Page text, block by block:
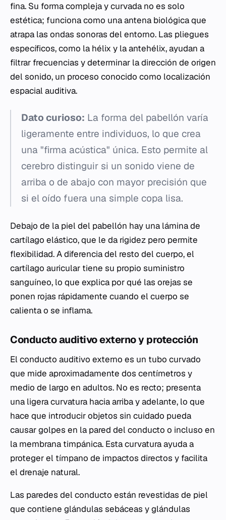
fina. Su forma compleja y curvada no es solo
estética; funciona como una antena biológica que
atrapa las ondas sonoras del entorno. Las pliegues
específicos, como la hélix y la antehélix, ayudan a
filtrar frecuencias y determinar la dirección de origen
del sonido, un proceso conocido como localización
espacial auditiva.
Dato curioso: La forma del pabellón varía
ligeramente entre individuos, lo que crea
una "firma acústica" única. Esto permite al
cerebro distinguir si un sonido viene de
arriba o de abajo con mayor precisión que
si el oído fuera una simple copa lisa.
Debajo de la piel del pabellón hay una lámina de
cartílago elástico, que le da rigidez pero permite
flexibilidad. A diferencia del resto del cuerpo, el
cartílago auricular tiene su propio suministro
sanguíneo, lo que explica por qué las orejas se
ponen rojas rápidamente cuando el cuerpo se
calienta o se inflama.
Conducto auditivo externo y protección
El conducto auditivo externo es un tubo curvado
que mide aproximadamente dos centímetros y
medio de largo en adultos. No es recto; presenta
una ligera curvatura hacia arriba y adelante, lo que
hace que introducir objetos sin cuidado pueda
causar golpes en la pared del conducto o incluso en
la membrana timpánica. Esta curvatura ayuda a
proteger el tímpano de impactos directos y facilita
el drenaje natural.
Las paredes del conducto están revestidas de piel
que contiene glándulas sebáceas y glándulas